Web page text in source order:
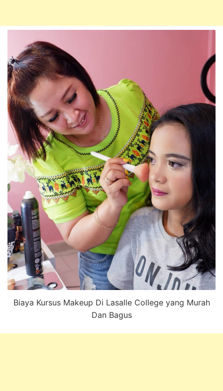
Biaya Kursus Makeup Di Lasalle College yang Murah
Dan Bagus